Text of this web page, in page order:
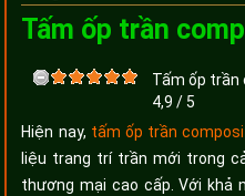
Tấm ốp trần
Tấm ốp trần
4,9 / 5
Hiện nay, tấm ốp trần
liệu trang trí trần mới trong
thương mại cao cấp. Với khả